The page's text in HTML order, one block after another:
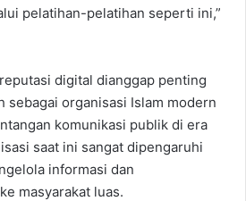
pelatihan-pelatihan seperti ini,”
digital dianggap penting
sebagai organisasi Islam modern
komunikasi publik di era
saat ini sangat dipengaruhi
informasi dan
masyarakat luas.